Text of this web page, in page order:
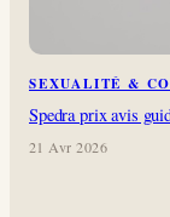
SEXUALITÉ &
Spedra prix avis
21 Avr 2026